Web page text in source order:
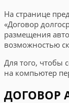
На странице
«Договор
размещения
возможностью
Для того, чтобы
на компьютер
ДОГОВОР